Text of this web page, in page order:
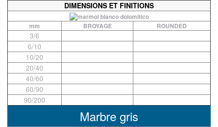
DIMENSIONS ET FINITIONS
mm BROYAGE ROUNDED
3/6
6/10
10/20
20/40
40/60
60/90
90/200
Marbre gris